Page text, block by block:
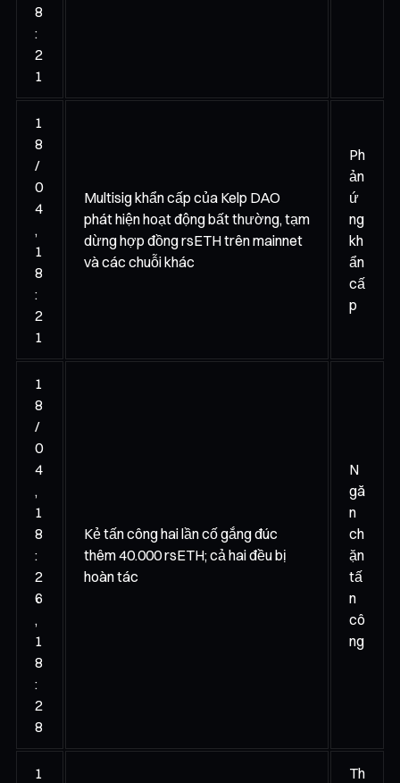
8
:
2
1
1
8
/
0
4
,
1
8
:
2
1
Multisig khẩn cấp của Kelp DAO
phát hiện hoạt động bất thường, tạm
dừng hợp đồng rsETH trên mainnet
và các chuỗi khác
Ph
ản
ứ
ng
kh
ẩn
cấ
p
1
8
/
0
4
,
1
8
:
2
6
,
1
8
:
2
8
Kẻ tấn công hai lần cố gắng đúc
thêm 40.000 rsETH; cả hai đều bị
hoàn tác
N
gă
n
ch
ặn
tấ
n
cô
ng
1
Th